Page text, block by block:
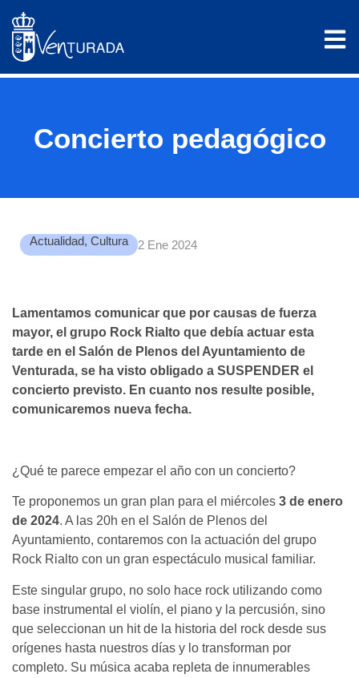
Concierto pedagógico
Actualidad, Cultura 2 Ene 2024
Lamentamos comunicar que por causas de fuerza
mayor, el grupo Rock Rialto que debía actuar esta
tarde en el Salón de Plenos del Ayuntamiento de
Venturada, se ha visto obligado a SUSPENDER el
concierto previsto. En cuanto nos resulte posible,
comunicaremos nueva fecha.
¿Qué te parece empezar el año con un concierto?
Te proponemos un gran plan para el miércoles 3 de enero
de 2024. A las 20h en el Salón de Plenos del
Ayuntamiento, contaremos con la actuación del grupo
Rock Rialto con un gran espectáculo musical familiar.
Este singular grupo, no solo hace rock utilizando como
base instrumental el violín, el piano y la percusión, sino
que seleccionan un hit de la historia del rock desde sus
orígenes hasta nuestros días y lo transforman por
completo. Su música acaba repleta de innumerables